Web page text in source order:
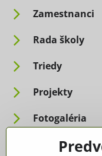
Zamestnanci
Rada školy
Triedy
Projekty
Fotogaléria
Informácie